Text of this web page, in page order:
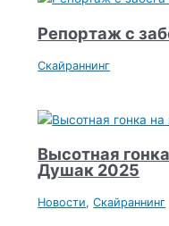
Репортаж с
Скайраннинг
Высотная
Душак 2025
Новости,Скайраннинг